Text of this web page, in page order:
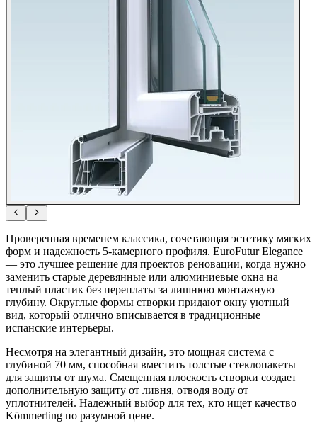
Проверенная временем классика, сочетающая эстетику мягких
форм и надежность 5-камерного профиля. EuroFutur Elegance
— это лучшее решение для проектов реновации, когда нужно
заменить старые деревянные или алюминиевые окна на
теплый пластик без переплаты за лишнюю монтажную
глубину. Округлые формы створки придают окну уютный
вид, который отлично вписывается в традиционные
испанские интерьеры.
Несмотря на элегантный дизайн, это мощная система с
глубиной 70 мм, способная вместить толстые стеклопакеты
для защиты от шума. Смещенная плоскость створки создает
дополнительную защиту от ливня, отводя воду от
уплотнителей. Надежный выбор для тех, кто ищет качество
Kömmerling по разумной цене.